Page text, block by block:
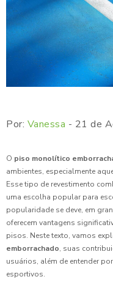
Por: Vanessa - 21 de
O piso monolítico
ambientes, especialmente
Esse tipo de revestimento
uma escolha popular para
popularidade se deve, em
oferecem vantagens
pisos. Neste texto, vamos
emborrachado, suas
usuários, além de entender
esportivos.